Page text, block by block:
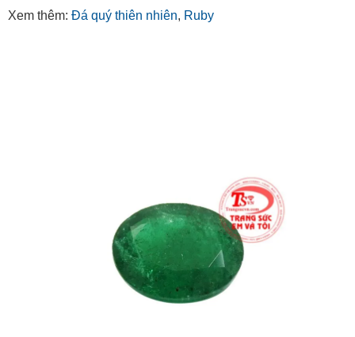
Xem thêm: Đá quý thiên nhiên, Ruby